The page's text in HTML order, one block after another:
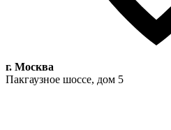
г. Москва
Пакгаузное шоссе, дом 5